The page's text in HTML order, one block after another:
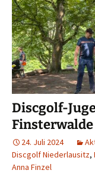
Discgolf-
Finsterwalde
24. Juli 2024
Discgolf Niederlausitz,
Anna Finzel